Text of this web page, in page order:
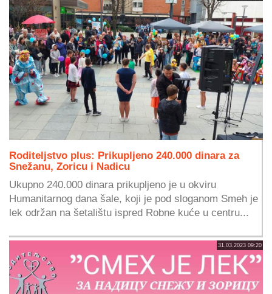
Roditeljstvo plus: Prikupljeno 240.000 dinara za
Snežanu, Zoricu i Nadicu
Ukupno 240.000 dinara prikupljeno je u okviru
Humanitarnog dana šale, koji je pod sloganom Smeh je
lek održan na šetalištu ispred Robne kuće u centru...
31.03.2023 09:20